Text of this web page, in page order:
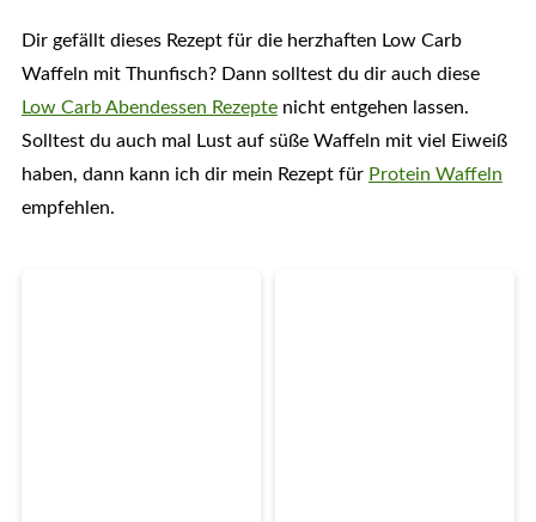
Dir gefällt dieses Rezept für die herzhaften Low Carb
Waffeln mit Thunfisch? Dann solltest du dir auch diese
Low Carb Abendessen Rezeptenicht entgehen lassen.
Solltest du auch mal Lust auf süße Waffeln mit viel Eiweiß
haben, dann kann ich dir mein Rezept für Protein Waffeln
empfehlen.